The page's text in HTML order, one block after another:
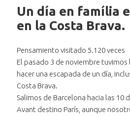
Un día en família
en la Costa Brava.
Pensamiento visitado 5.120 veces
El pasado 3 de noviembre
hacer una escapada de un día,
Costa Brava.
Salimos de Barcelona hacia las 10
Avant destino París, aunque